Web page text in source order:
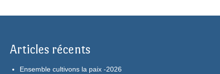
Articles récents
Ensemble cultivons la paix -2026